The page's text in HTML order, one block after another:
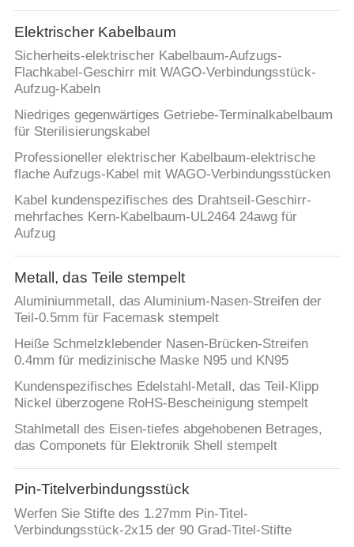
Elektrischer Kabelbaum
Sicherheits-elektrischer Kabelbaum-Aufzugs-
Flachkabel-Geschirr mit WAGO-Verbindungsstück-
Aufzug-Kabeln
Niedriges gegenwärtiges Getriebe-Terminalkabelbaum
für Sterilisierungskabel
Professioneller elektrischer Kabelbaum-elektrische
flache Aufzugs-Kabel mit WAGO-Verbindungsstücken
Kabel kundenspezifisches des Drahtseil-Geschirr-
mehrfaches Kern-Kabelbaum-UL2464 24awg für
Aufzug
Metall, das Teile stempelt
Aluminiummetall, das Aluminium-Nasen-Streifen der
Teil-0.5mm für Facemask stempelt
Heiße Schmelzklebender Nasen-Brücken-Streifen
0.4mm für medizinische Maske N95 und KN95
Kundenspezifisches Edelstahl-Metall, das Teil-Klipp
Nickel überzogene RoHS-Bescheinigung stempelt
Stahlmetall des Eisen-tiefes abgehobenen Betrages,
das Componets für Elektronik Shell stempelt
Pin-Titelverbindungsstück
Werfen Sie Stifte des 1.27mm Pin-Titel-
Verbindungsstück-2x15 der 90 Grad-Titel-Stifte